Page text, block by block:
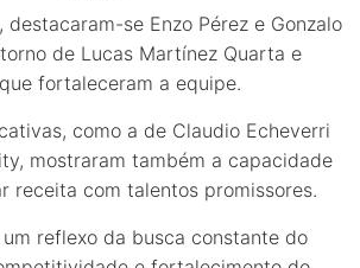
destacaram-se Enzo Pérez e Gonzalo
de Lucas Martínez Quarta e
fortaleceram a equipe.
como a de Claudio Echeverri
mostraram também a capacidade
receita com talentos promissores.
reflexo da busca constante do